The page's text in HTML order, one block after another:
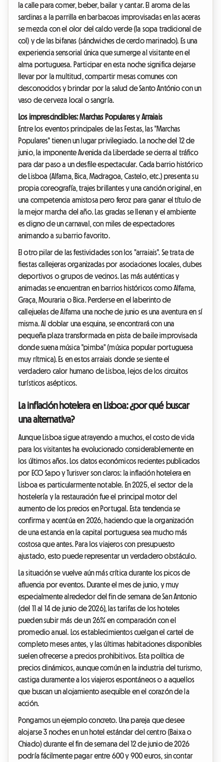
la calle para comer, beber, bailar y cantar. El aroma de las
sardinas a la parrilla en barbacoas improvisadas en las aceras
se mezcla con el olor del caldo verde (la sopa tradicional de
col) y de las bifanas (sándwiches de cerdo marinado). Es una
experiencia sensorial única que sumerge al visitante en el
alma portuguesa. Participar en esta noche significa dejarse
llevar por la multitud, compartir mesas comunes con
desconocidos y brindar por la salud de Santo António con un
vaso de cerveza local o sangría.
Los imprescindibles: Marchas Populares y Arraiais
Entre los eventos principales de las Festas, las "Marchas
Populares" tienen un lugar privilegiado. La noche del 12 de
junio, la imponente Avenida da Liberdade se cierra al tráfico
para dar paso a un desfile espectacular. Cada barrio histórico
de Lisboa (Alfama, Bica, Madragoa, Castelo, etc.) presenta su
propia coreografía, trajes brillantes y una canción original, en
una competencia amistosa pero feroz para ganar el título de
la mejor marcha del año. Las gradas se llenan y el ambiente
es digno de un carnaval, con miles de espectadores
animando a su barrio favorito.
El otro pilar de las festividades son los "arraiais". Se trata de
fiestas callejeras organizadas por asociaciones locales, clubes
deportivos o grupos de vecinos. Las más auténticas y
animadas se encuentran en barrios históricos como Alfama,
Graça, Mouraria o Bica. Perderse en el laberinto de
callejuelas de Alfama una noche de junio es una aventura en sí
misma. Al doblar una esquina, se encontrará con una
pequeña plaza transformada en pista de baile improvisada
donde suena música "pimba" (música popular portuguesa
muy rítmica). Es en estos arraiais donde se siente el
verdadero calor humano de Lisboa, lejos de los circuitos
turísticos asépticos.
La inflación hotelera en Lisboa: ¿por qué buscar
una alternativa?
Aunque Lisboa sigue atrayendo a muchos, el costo de vida
para los visitantes ha evolucionado considerablemente en
los últimos años. Los datos económicos recientes publicados
por ECO Sapo y Turisver son claros: la inflación hotelera en
Lisboa es particularmente notable. En 2025, el sector de la
hostelería y la restauración fue el principal motor del
aumento de los precios en Portugal. Esta tendencia se
confirma y acentúa en 2026, haciendo que la organización
de una estancia en la capital portuguesa sea mucho más
costosa que antes. Para los viajeros con presupuesto
ajustado, esto puede representar un verdadero obstáculo.
La situación se vuelve aún más crítica durante los picos de
afluencia por eventos. Durante el mes de junio, y muy
especialmente alrededor del fin de semana de San Antonio
(del 11 al 14 de junio de 2026), las tarifas de los hoteles
pueden subir más de un 26% en comparación con el
promedio anual. Los establecimientos cuelgan el cartel de
completo meses antes, y las últimas habitaciones disponibles
suelen ofrecerse a precios prohibitivos. Esta política de
precios dinámicos, aunque común en la industria del turismo,
castiga duramente a los viajeros espontáneos o a aquellos
que buscan un alojamiento asequible en el corazón de la
acción.
Pongamos un ejemplo concreto. Una pareja que desee
alojarse 3 noches en un hotel estándar del centro (Baixa o
Chiado) durante el fin de semana del 12 de junio de 2026
podría fácilmente pagar entre 600 y 900 euros, sin contar